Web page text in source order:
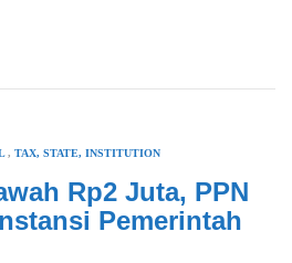
,TAX, STATE, INSTITUTION
Rp2 Juta, PPN
Pemerintah